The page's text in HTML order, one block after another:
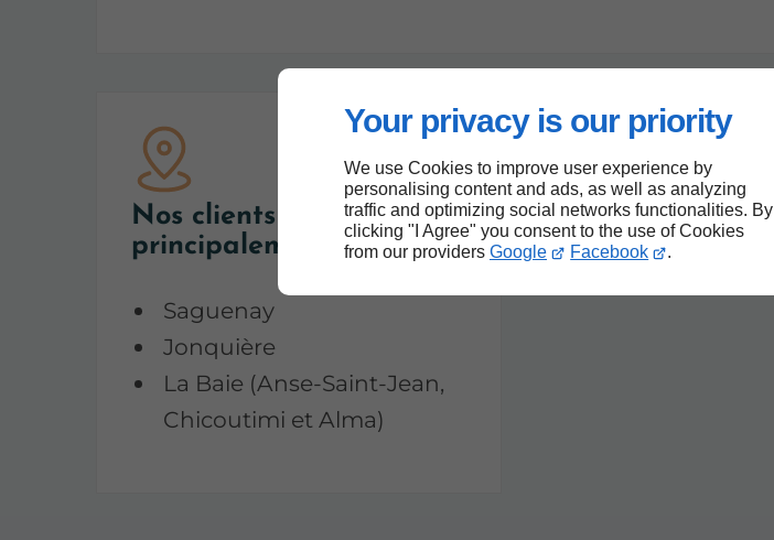
Your privacy is our priority
We use Cookies to improve user experience by
personalising content and ads, as well as analyzing
traffic and optimizing social networks functionalities. By
clicking "I Agree" you consent to the use of Cookies
from our providers Google Facebook .
Nos clients viennent
principalement de
Saguenay
Jonquière
La Baie (Anse-Saint-Jean,
Chicoutimi et Alma)